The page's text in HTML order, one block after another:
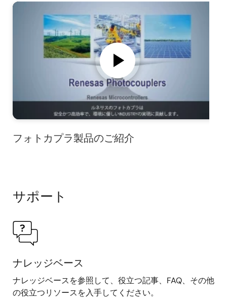
フォトカプラ製品のご紹介
サポート
ナレッジベース
ナレッジベースを参照して、役立つ記事、FAQ、その他
の役立つリソースを入手してください。